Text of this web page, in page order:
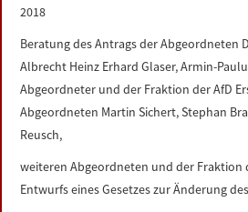
DATENSCHUTZERKLÄRUNG
IMPRESSUM
2018
Beratung des Antrags der Abgeordneten
Albrecht Heinz Erhard Glaser, Armin-
Abgeordneter und der Fraktion der AfD
Abgeordneten Martin Sichert, Stephan
Reusch,
weiteren Abgeordneten und der Fraktion
Entwurfs eines Gesetzes zur Änderung